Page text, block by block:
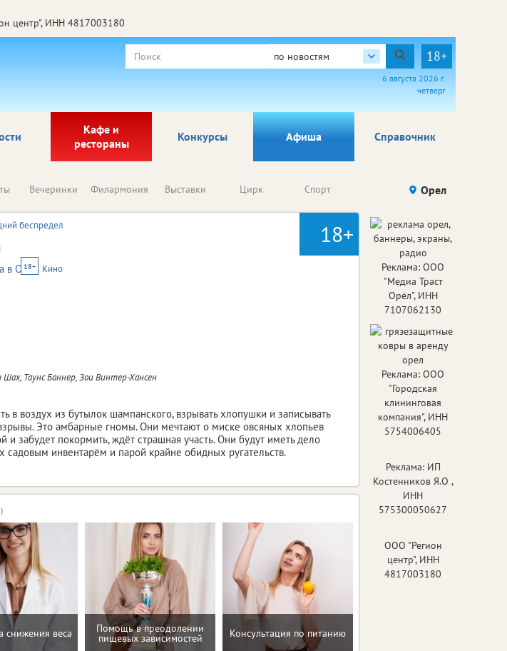
центр", ИНН 4817003180
по новостям 18+
6 августа 2026 г.
четверг
Кафе и
рестораны
Афиша Справочник
Конкурсы
Вечеринки Филармония Выставки Цирк Спорт конкурсов
Орел
18+
беспредел
18+
Кино
Таунс Баннер, Зои Винтер-Хансен
в воздух из бутылок шампанского, взрывать хлопушки и записывать
взрывы. Это амбарные гномы. Они мечтают о миске овсяных хлопьев
забудет покормить, ждёт страшная участь. Они будут иметь дело
инвентарём и парой крайне обидных ругательств.
снижения веса Помощь в преодолении
пищевых зависимостей Консультация по питанию
Реклама: ООО
"Медиа Траст
Орёл", ИНН
7107062130
Реклама: ООО
"Городская
клининговая
компания", ИНН
5754006405
Реклама: ИП
Костенников Я.О ,
ИНН
575300050627
ООО "Регион
центр", ИНН
4817003180